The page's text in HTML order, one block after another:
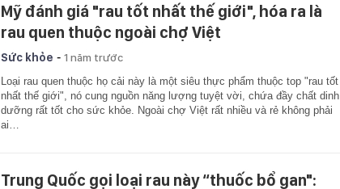
Mỹ đánh giá "rau tốt nhất thế giới", hóa ra là
rau quen thuộc ngoài chợ Việt
Sức khỏe - 1 năm trước
Loại rau quen thuộc họ cải này là một siêu thực phẩm thuộc top "rau tốt
nhất thế giới", nó cung nguồn năng lượng tuyệt vời, chứa đầy chất dinh
dưỡng rất tốt cho sức khỏe. Ngoài chợ Việt rất nhiều và rẻ không phải
ai…
Trung Quốc gọi loại rau này “thuốc bổ gan":